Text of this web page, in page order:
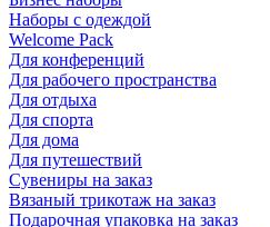
Наборы с одеждой
Welcome Pack
Для конференций
Для рабочего пространства
Для отдыха
Для спорта
Для дома
Для путешествий
Сувениры на заказ
Вязаный трикотаж на заказ
Подарочная упаковка на заказ